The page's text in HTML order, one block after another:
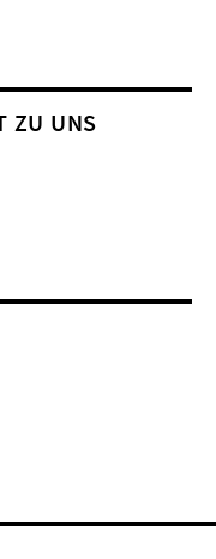
ZU UNS